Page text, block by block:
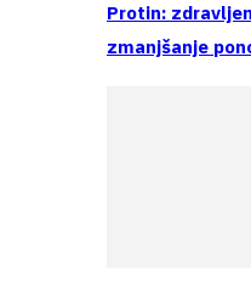
Protin:
zmanjšanje